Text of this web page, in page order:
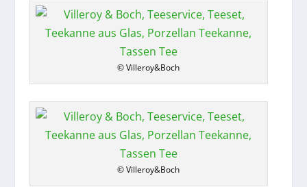
© Villeroy&Boch
© Villeroy&Boch